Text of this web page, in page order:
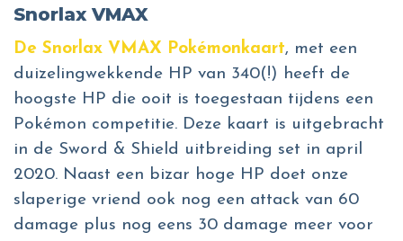
Snorlax VMAX
De Snorlax VMAX Pokémonkaart, met een
duizelingwekkende HP van 340(!) heeft de
hoogste HP die ooit is toegestaan tijdens een
Pokémon competitie. Deze kaart is uitgebracht
in de Sword & Shield uitbreiding set in april
2020. Naast een bizar hoge HP doet onze
slaperige vriend ook nog een attack van 60
damage plus nog eens 30 damage meer voor